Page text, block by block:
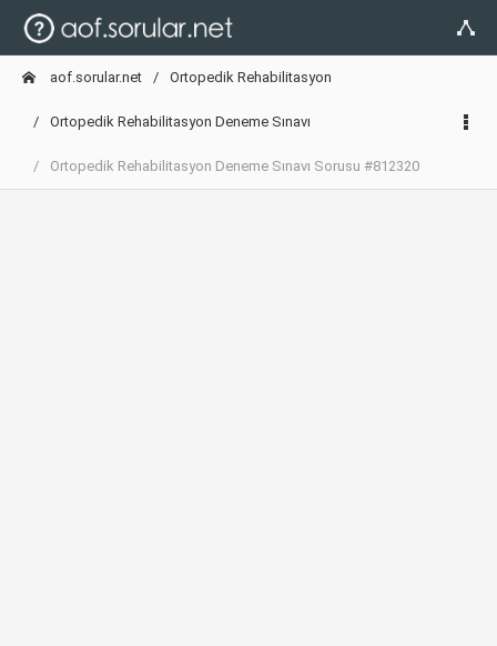
aof.sorular.net Ortopedik Rehabilitasyon
Ortopedik Rehabilitasyon Deneme Sınavı
Ortopedik Rehabilitasyon Deneme Sınavı Sorusu #812320